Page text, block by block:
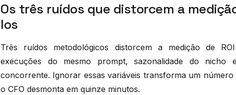
Os três ruídos que distorcem a
los
Três ruídos metodológicos distorcem a medição de
execuções do mesmo prompt, sazonalidade do nicho
concorrente. Ignorar essas variáveis transforma um
o CFO desmonta em quinze minutos.